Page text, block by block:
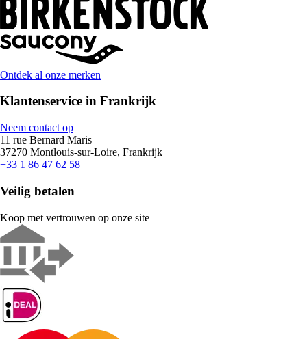
Ontdek al onze merken
Klantenservice in Frankrijk
Neem contact op
11 rue Bernard Maris
37270 Montlouis-sur-Loire, Frankrijk
+33 1 86 47 62 58
Veilig betalen
Koop met vertrouwen op onze site